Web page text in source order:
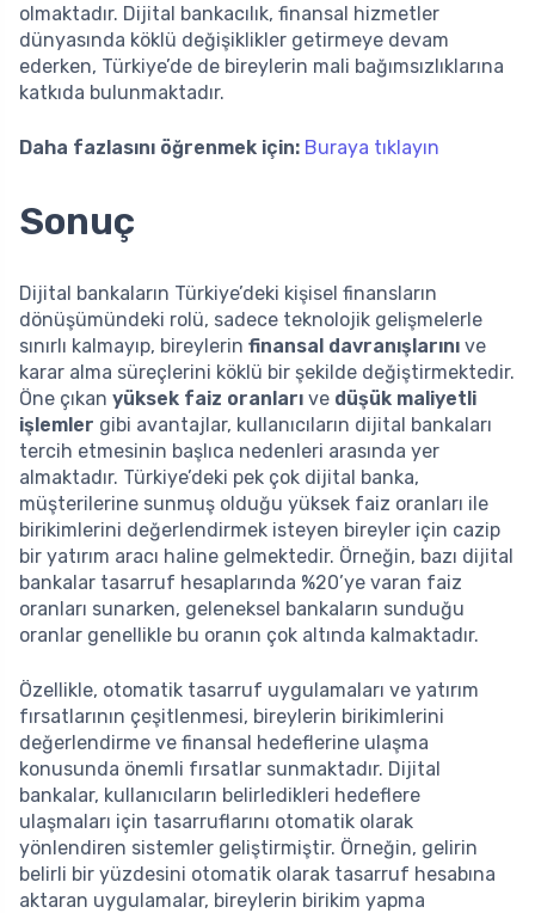
olmaktadır. Dijital bankacılık, finansal hizmetler
dünyasında köklü değişiklikler getirmeye devam
ederken, Türkiye’de de bireylerin mali bağımsızlıklarına
katkıda bulunmaktadır.
Daha fazlasını öğrenmek için: Buraya tıklayın
Sonuç
Dijital bankaların Türkiye’deki kişisel finansların
dönüşümündeki rolü, sadece teknolojik gelişmelerle
sınırlı kalmayıp, bireylerin finansal davranışlarını ve
karar alma süreçlerini köklü bir şekilde değiştirmektedir.
Öne çıkan yüksek faiz oranları ve düşük maliyetli
işlemler gibi avantajlar, kullanıcıların dijital bankaları
tercih etmesinin başlıca nedenleri arasında yer
almaktadır. Türkiye’deki pek çok dijital banka,
müşterilerine sunmuş olduğu yüksek faiz oranları ile
birikimlerini değerlendirmek isteyen bireyler için cazip
bir yatırım aracı haline gelmektedir. Örneğin, bazı dijital
bankalar tasarruf hesaplarında %20’ye varan faiz
oranları sunarken, geleneksel bankaların sunduğu
oranlar genellikle bu oranın çok altında kalmaktadır.
Özellikle, otomatik tasarruf uygulamaları ve yatırım
fırsatlarının çeşitlenmesi, bireylerin birikimlerini
değerlendirme ve finansal hedeflerine ulaşma
konusunda önemli fırsatlar sunmaktadır. Dijital
bankalar, kullanıcıların belirledikleri hedeflere
ulaşmaları için tasarruflarını otomatik olarak
yönlendiren sistemler geliştirmiştir. Örneğin, gelirin
belirli bir yüzdesini otomatik olarak tasarruf hesabına
aktaran uygulamalar, bireylerin birikim yapma